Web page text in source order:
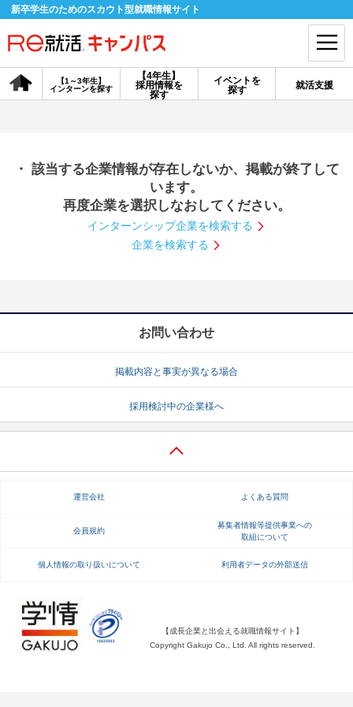
新卒学生のためのスカウト型就職情報サイト
【4年生】
採用情報を
探す
【1～3年生】
インターンを探す
イベントを
探す
就活支援
会員登録 ログイン
探す
【4年生】
説明会を探す
インターンを探す
就活ノウハウ・サポート
就活ノウハウが満載！ お役立ち記事・相談室など
就活ニュースペーパー よくある質問
不明点があればこちら
・ 該当する企業情報が存在しないか、掲載が終了して
います。
再度企業を選択しなおしてください。
インターンシップ企業を検索する
企業を検索する
お問い合わせ
掲載内容と事実が異なる場合
採用検討中の企業様へ
運営会社 よくある質問
会員規約
募集者情報等提供事業への
取組について
個人情報の取り扱いについて 利用者データの外部送信
【成長企業と出会える就職情報サイト】
Copyright Gakujo Co., Ltd. All rights reserved.